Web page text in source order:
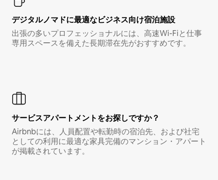
デジタルノマド⁠に最⁠適⁠なビ⁠ジ⁠ネ⁠ス⁠向⁠け宿⁠泊⁠施⁠設
出張の多いプロフェッショナルには、高速Wi-Fiと仕事
専用スペースを備えた長期滞在先がおすすめです。
サービスアパートメントをお探しですか？
Airbnbには、人員配置や転勤時の宿泊先、および社宅
としての利用に最適な家具完備のマンション・アパート
が掲載されています。